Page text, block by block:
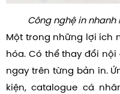
Công nghệ in nhanh
Một trong những lợi ích
hóa. Có thể thay đổi
ngay trên từng bản in.
kiện, catalogue cá